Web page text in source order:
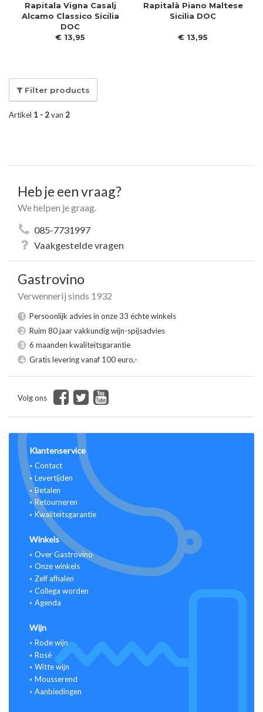
Rapitala Vigna Casalj
Alcamo Classico Sicilia
DOC
€ 13,95
Rapitalà Piano Maltese
Sicilia DOC
€ 13,95
Filter products
Artikel 1 - 2van 2
Heb je een vraag?
We helpen je graag.
085-7731997
Vaakgestelde vragen
Gastrovino
Verwennerij sinds 1932
1 Persoonlijk advies in onze 33 échte winkels
2 Ruim 80 jaar vakkundig wijn-spijsadvies
3 6 maanden kwaliteitsgarantie
4 Gratis levering vanaf 100 euro,-
Volg ons
Klantenservice
Contact
Levertijden
Betalen
Retourneren
Kwaliteitsgarantie
Winkels
Over Gastrovino
Onze winkels
Zelf afhalen
Collega worden
Agenda
Wijn
Rode wijn
Rosé
Witte wijn
Mousserend
Aanbiedingen